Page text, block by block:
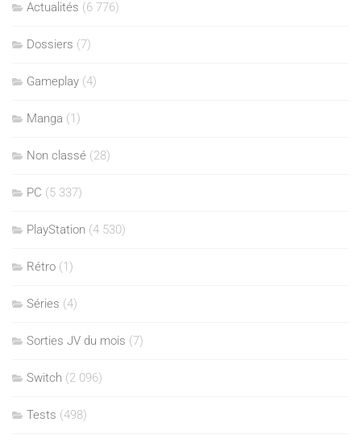
Actualités (6 776)
Dossiers (7)
Gameplay (4)
Manga (1)
Non classé (28)
PC (5 337)
PlayStation (4 530)
Rétro (1)
Séries (4)
Sorties JV du mois (7)
Switch (2 096)
Tests (498)